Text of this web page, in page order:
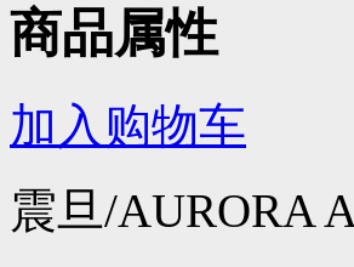
商品属性
加入购物车
震旦/AURORA